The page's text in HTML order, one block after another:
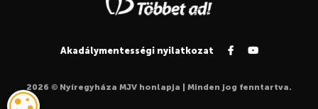
Akadálymentességi nyilatkozat
2026 © Nyíregyháza MJV honlapja | Minden jog fenntartva.